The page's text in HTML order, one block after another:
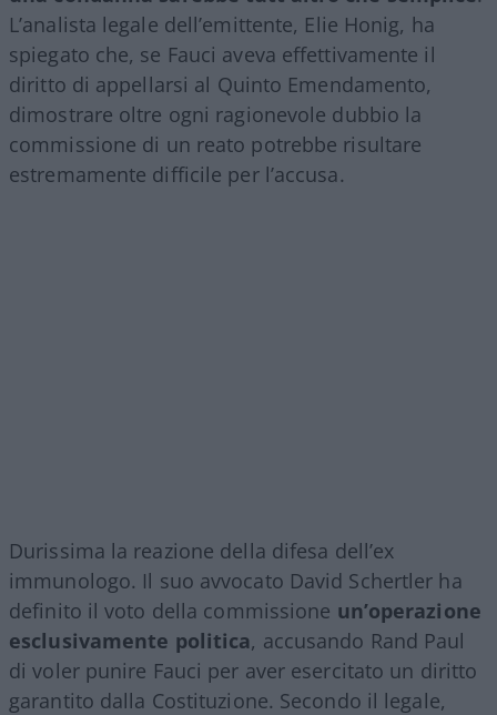
L’analista legale dell’emittente, Elie Honig, ha
spiegato che, se Fauci aveva effettivamente il
diritto di appellarsi al Quinto Emendamento,
dimostrare oltre ogni ragionevole dubbio la
commissione di un reato potrebbe risultare
estremamente difficile per l’accusa.
Durissima la reazione della difesa dell’ex
immunologo. Il suo avvocato David Schertler ha
definito il voto della commissione un’operazione
esclusivamente politica, accusando Rand Paul
di voler punire Fauci per aver esercitato un diritto
garantito dalla Costituzione. Secondo il legale,